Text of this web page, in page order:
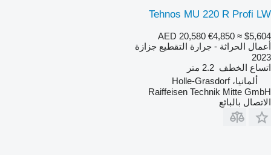
Tehnos MU 220 R Profi LW
AED 20,580 €4,850 ≈ $5,604
أعمال الحراثة - جرارة التقطيع جزازة
2023
اتساع الخطف 2.2 متر
ألمانيا، Holle-Grasdorf
Raiffeisen Technik Mitte GmbH
الاتصال بالبائع